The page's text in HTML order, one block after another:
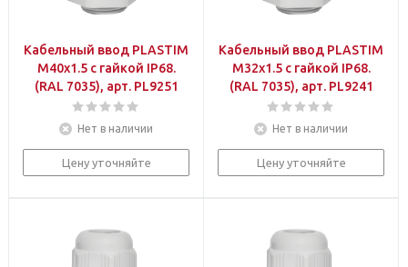
Кабельный ввод PLASTIM
M40x1.5 с гайкой IP68.
(RAL 7035), арт. PL9251
Нет в наличии
Цену уточняйте
Кабельный ввод PLASTIM
M32x1.5 с гайкой IP68.
(RAL 7035), арт. PL9241
Нет в наличии
Цену уточняйте